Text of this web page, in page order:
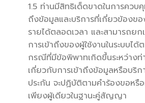
1.5 ท่านมีสิทธิเด็ดขาดในการควบคุ
ถึงข้อมูลและบริการที่เกี่ยวข้องขอ
รายได้ตลอดเวลา และสามารถย
การเข้าถึงของผู้ใช้งานในระบบได้
กรณีที่มีข้อพิพาทเกิดขึ้นระหว่างท่า
เกี่ยวกับการเข้าถึงข้อมูลหรือบริ
ประกัน จะปฏิบัติตามคำร้องขอหรื
เพียงผู้เดียวในฐานะคู่สัญญา